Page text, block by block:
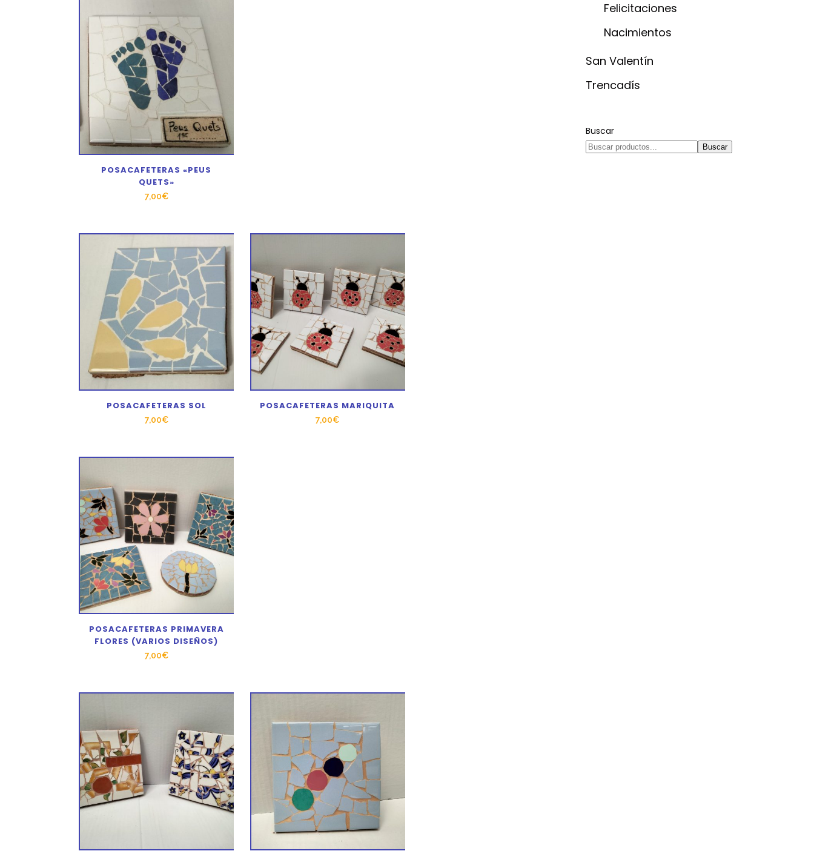
POSACAFETERAS «PEUS
QUETS»
7,00€
POSACAFETERAS SOL
7,00€
POSACAFETERAS MARIQUITA
7,00€
POSACAFETERAS PRIMAVERA
FLORES (VARIOS DISEÑOS)
7,00€
Felicitaciones
Nacimientos
San Valentín
Trencadís
Buscar
Buscar